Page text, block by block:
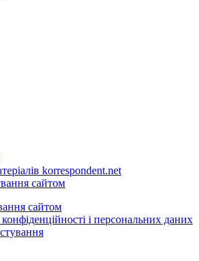
korrespondent.net
сайтом
сайтом
і персональних даних